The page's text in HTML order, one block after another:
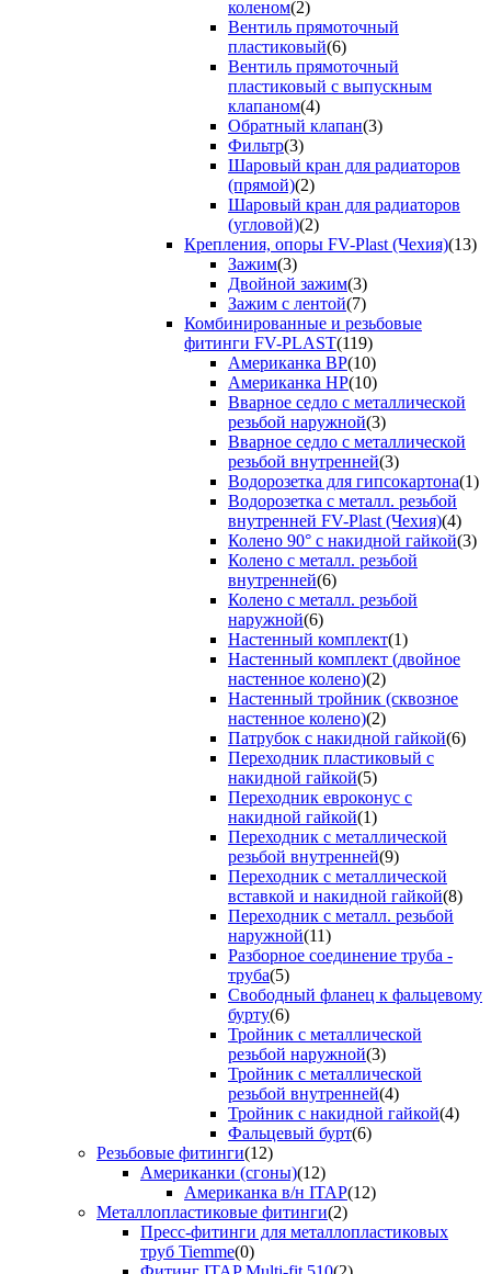
коленом(2)
Вентиль прямоточный
пластиковый(6)
Вентиль прямоточный
пластиковый с выпускным
клапаном(4)
Обратный клапан(3)
Фильтр(3)
Шаровый кран для радиаторов
(прямой)(2)
Шаровый кран для радиаторов
(угловой)(2)
Крепления, опоры FV-Plast (Чехия)(13)
Зажим(3)
Двойной зажим(3)
Зажим с лентой(7)
Комбинированные и резьбовые
фитинги FV-PLAST(119)
Американка ВР(10)
Американка НР(10)
Вварное седло с металлической
резьбой наружной(3)
Вварное седло с металлической
резьбой внутренней(3)
Водорозетка для гипсокартона(1)
Водорозетка с металл. резьбой
внутренней FV-Plast (Чехия)(4)
Колено 90° с накидной гайкой(3)
Колено с металл. резьбой
внутренней(6)
Колено с металл. резьбой
наружной(6)
Настенный комплект(1)
Настенный комплект (двойное
настенное колено)(2)
Настенный тройник (сквозное
настенное колено)(2)
Патрубок с накидной гайкой(6)
Переходник пластиковый с
накидной гайкой(5)
Переходник евроконус с
накидной гайкой(1)
Переходник с металлической
резьбой внутренней(9)
Переходник с металлической
вставкой и накидной гайкой(8)
Переходник с металл. резьбой
наружной(11)
Разборное соединение труба -
труба(5)
Свободный фланец к фальцевому
бурту(6)
Тройник с металлической
резьбой наружной(3)
Тройник с металлической
резьбой внутренней(4)
Тройник с накидной гайкой(4)
Фальцевый бурт(6)
Резьбовые фитинги(12)
Американки (сгоны)(12)
Американка в/н ITAP(12)
Металлопластиковые фитинги(2)
Пресс-фитинги для металлопластиковых
труб Tiemme(0)